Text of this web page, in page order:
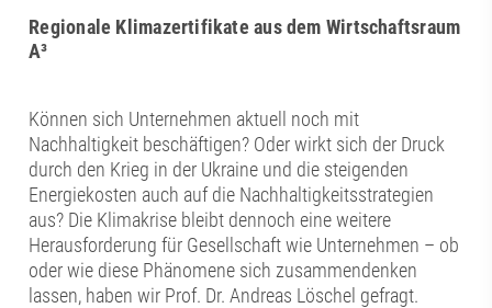
Regionale Klimazertifikate aus dem Wirtschaftsraum
A³
Können sich Unternehmen aktuell noch mit
Nachhaltigkeit beschäftigen? Oder wirkt sich der Druck
durch den Krieg in der Ukraine und die steigenden
Energiekosten auch auf die Nachhaltigkeitsstrategien
aus? Die Klimakrise bleibt dennoch eine weitere
Herausforderung für Gesellschaft wie Unternehmen – ob
oder wie diese Phänomene sich zusammendenken
lassen, haben wir Prof. Dr. Andreas Löschel gefragt.